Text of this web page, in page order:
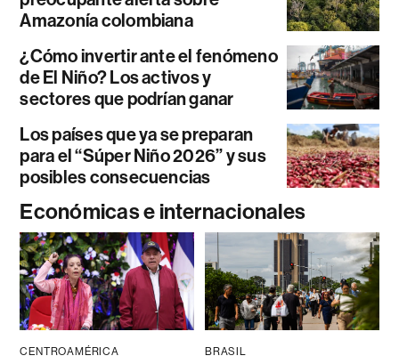
Amazonía colombiana
¿Cómo invertir ante el fenómeno
de El Niño? Los activos y
sectores que podrían ganar
Los países que ya se preparan
para el “Súper Niño 2026” y sus
posibles consecuencias
Económicas e internacionales
CENTROAMÉRICA BRASIL